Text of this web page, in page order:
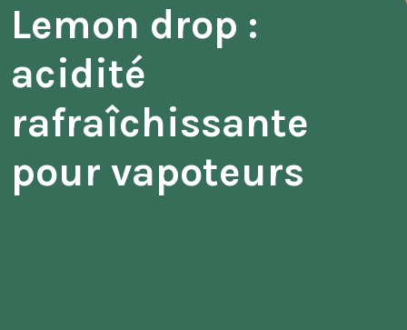
Lemon drop :
acidité
rafraîchissante
pour vapoteurs